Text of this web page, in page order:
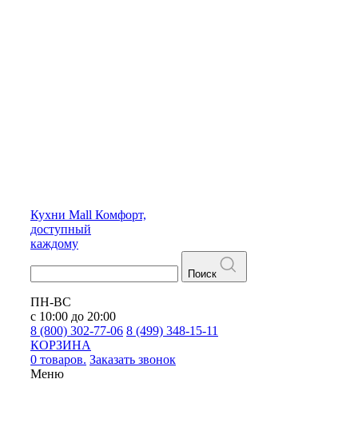
Кухни Mall Комфорт,
доступный
каждому
Поиск
ПН-ВС
с 10:00 до 20:00
8 (800) 302-77-06 8 (499) 348-15-11
КОРЗИНА
0 товаров. Заказать звонок
Меню